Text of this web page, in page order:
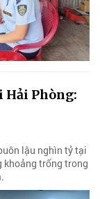
Hải Phòng:
lậu nghìn tỷ tại
khoảng trống trong